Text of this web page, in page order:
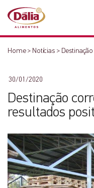
Home> Notícias>
30/01/2020
Destinação
resultados